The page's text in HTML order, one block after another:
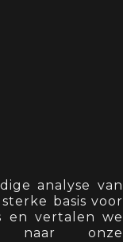
analyse van
basis voor
en vertalen we
naar onze